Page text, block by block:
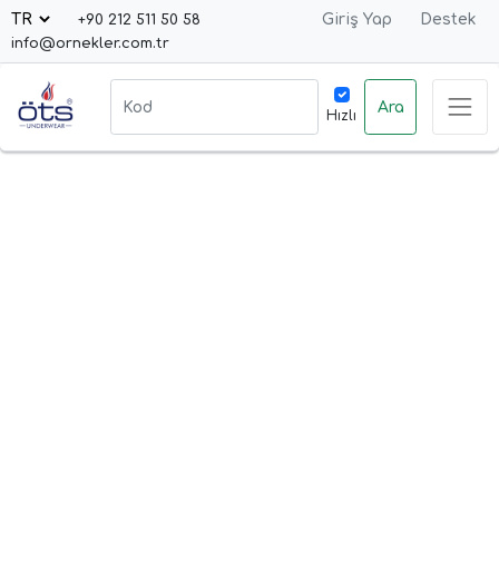
+90 212 511 50 58
info@ornekler.com.tr
Giriş Yap Destek
Hızlı
Ara